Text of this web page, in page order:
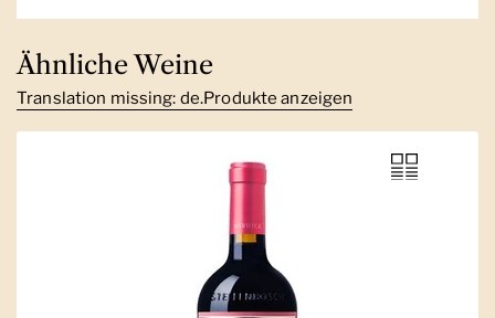
Ähnliche Weine
Translation missing: de.Produkte anzeigen